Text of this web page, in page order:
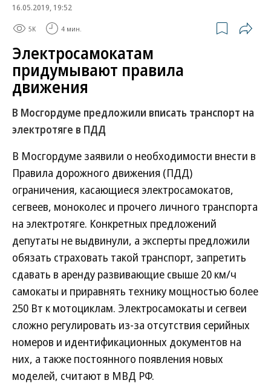
16.05.2019, 19:52
5K 4 мин.
Электросамокатам
придумывают правила
движения
В Мосгордуме предложили вписать транспорт на
электротяге в ПДД
В Мосгордуме заявили о необходимости внести в
Правила дорожного движения (ПДД)
ограничения, касающиеся электросамокатов,
сегвеев, моноколес и прочего личного транспорта
на электротяге. Конкретных предложений
депутаты не выдвинули, а эксперты предложили
обязать страховать такой транспорт, запретить
сдавать в аренду развивающие свыше 20 км/ч
самокаты и приравнять технику мощностью более
250 Вт к мотоциклам. Электросамокаты и сегвеи
сложно регулировать из-за отсутствия серийных
номеров и идентификационных документов на
них, а также постоянного появления новых
моделей, считают в МВД РФ.